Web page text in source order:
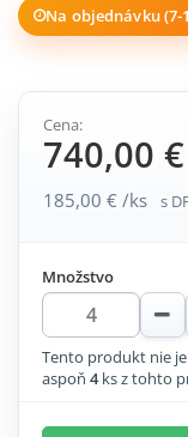
Na objednávku (7-
Cena:
740,00 €
185,00 € /ks s
Množstvo
Tento produkt nie
aspoň 4ks z tohto